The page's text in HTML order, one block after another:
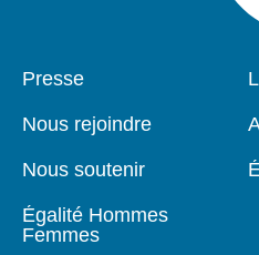
Pied
Presse
Nous rejoindre
Nous soutenir
Égalité Hommes
Femmes